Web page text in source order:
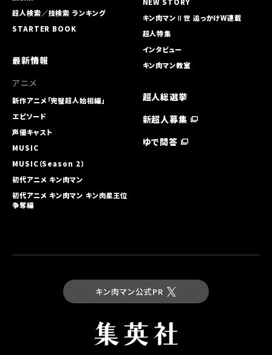
超人検索／技検索 ランキング
STARTER BOOK
最新情報
アニメ
新作アニメ「完璧超人始祖編」
エピソード
声優キャスト
MUSIC
MUSIC（Season 2）
初代アニメ キン⾁マン
初代アニメ キン⾁マン キン⾁星王位
争奪編
NEW STORY
キン肉マンⅡ世 追っかけW連載
超人特集
インタビュー
キン肉マン教室
超人総選挙
新超人募集
ゆで問答
キン肉マン公式PR